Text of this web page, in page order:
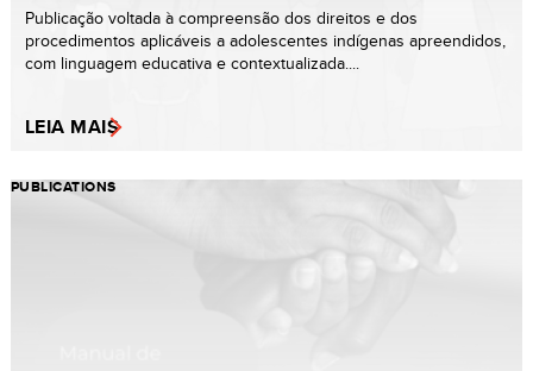
Publicação voltada à compreensão dos direitos e dos
procedimentos aplicáveis a adolescentes indígenas apreendidos,
com linguagem educativa e contextualizada....
LEIA MAIS
PUBLICATIONS